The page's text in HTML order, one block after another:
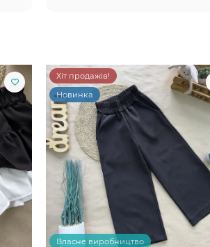
Хіт продажів!
Новинка
Власне виробництво